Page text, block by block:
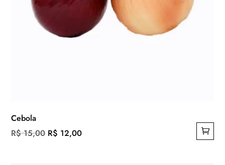
Cebola
R$15,00 O
R$ 12,00O